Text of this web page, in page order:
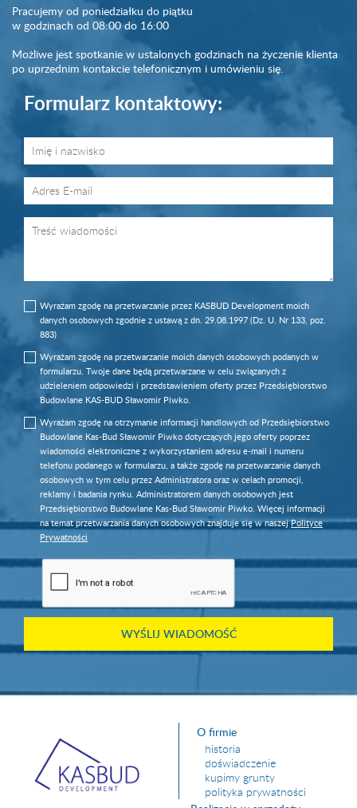
Pracujemy od poniedziałku do piątku
w godzinach od 08:00 do 16:00
Możliwe jest spotkanie w ustalonych godzinach na życzenie klienta
po uprzednim kontakcie telefonicznym i umówieniu się.
Formularz kontaktowy:
Wyrażam zgodę na przetwarzanie przez KASBUD Development moich
danych osobowych zgodnie z ustawą z dn. 29.08.1997 (Dz. U. Nr 133, poz.
883)
Wyrażam zgodę na przetwarzanie moich danych osobowych podanych w
formularzu. Twoje dane będą przetwarzane w celu związanych z
udzieleniem odpowiedzi i przedstawieniem oferty przez Przedsiębiorstwo
Budowlane KAS-BUD Sławomir Piwko.
Wyrażam zgodę na otrzymanie informacji handlowych od Przedsiębiorstwo
Budowlane Kas-Bud Sławomir Piwko dotyczących jego oferty poprzez
wiadomości elektroniczne z wykorzystaniem adresu e-mail i numeru
telefonu podanego w formularzu, a także zgodę na przetwarzanie danych
osobowych w tym celu przez Administratora oraz w celach promocji,
reklamy i badania rynku. Administratorem danych osobowych jest
Przedsiębiorstwo Budowlane Kas-Bud Sławomir Piwko. Więcej informacji
na temat przetwarzania danych osobowych znajduje się w naszejPolityce
Prywatności
O firmie
historia
doświadczenie
kupimy grunty
polityka prywatności